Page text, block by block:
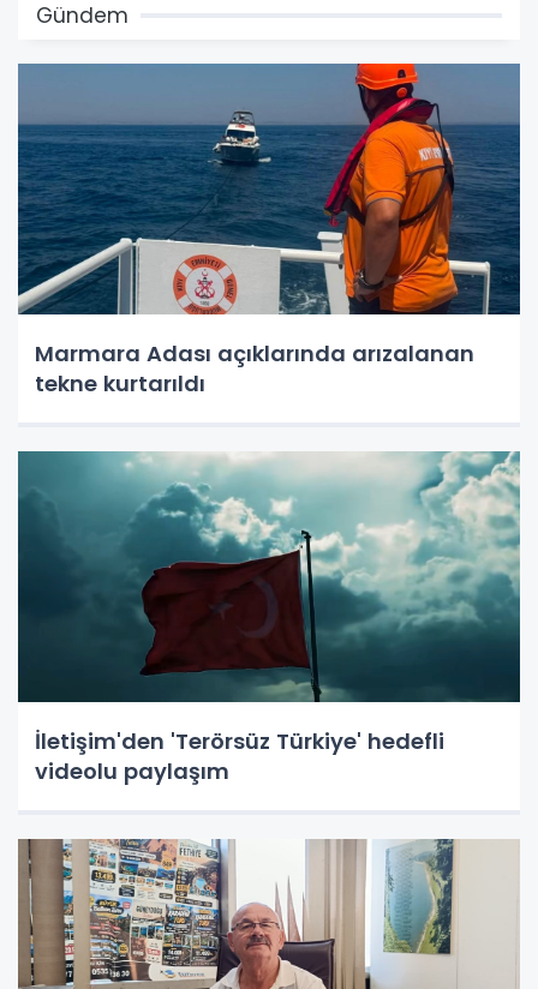
Gündem
Marmara Adası açıklarında arızalanan
tekne kurtarıldı
İletişim'den 'Terörsüz Türkiye' hedefli
videolu paylaşım